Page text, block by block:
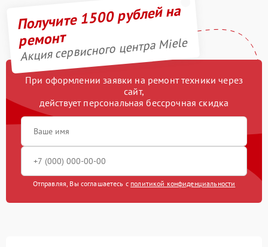
Получите 1500 рублей на
ремонт
Акция сервисного центра Miele
При оформлении заявки на ремонт техники через
сайт,
действует персональная бессрочная скидка
Отправляя, Вы соглашаетесь с политикой конфиденциальности